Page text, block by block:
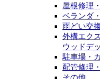
屋根修理
ベランダ
雨どい交
外構エク
ウッドデ
駐車場・
配管修理
その他